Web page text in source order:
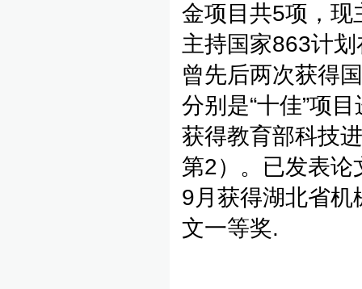
金项目共5项，现
主持国家863计
曾先后两次获得
分别是“十佳”项
获得教育部科技
第2）。已发表
9月获得湖北省
文一等奖.